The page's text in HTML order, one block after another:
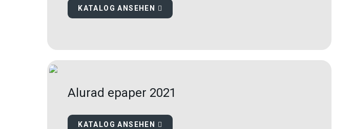
KATALOG ANSEHEN
Alurad epaper 2021
KATALOG ANSEHEN